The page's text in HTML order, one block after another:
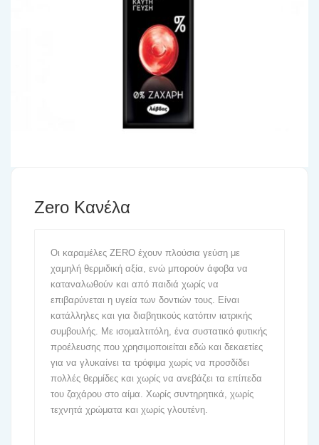
Zero Κανέλα
Οι καραμέλες ZERO έχουν πλούσια γεύση με
χαμηλή θερμιδική αξία, ενώ μπορούν άφοβα να
καταναλωθούν και από παιδιά χωρίς να
επιβαρύνεται η υγεία των δοντιών τους. Είναι
κατάλληλες και για διαβητικούς κατόπιν ιατρικής
συμβουλής. Με ισομαλτιτόλη, ένα συστατικό φυτικής
προέλευσης που χρησιμοποιείται εδώ και δεκαετίες
για να γλυκαίνει τα τρόφιμα χωρίς να προσδίδει
πολλές θερμίδες και χωρίς να ανεβάζει τα επίπεδα
του ζαχάρου στο αίμα. Χωρίς συντηρητικά, χωρίς
τεχνητά χρώματα και χωρίς γλουτένη.